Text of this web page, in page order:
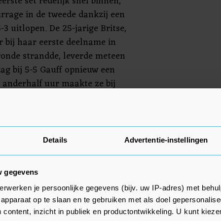
Details Advertentie-instellingen
gegevens
je persoonlijke gegevens (bijv. uw IP-adres) met
op te slaan en te gebruiken met als doel
content, inzicht in publiek en productontwikkeling. U kunt
in de tweede dankzij een
uitlopen. De 25-jarige Britse,
bij haar eerste deelname in
strandde, leverde meteen
bij 5-5 Gauff opnieuw een
uur maakte ze bij
een einde aan de wedstrijd.
de halve finales op de
het in de derde ronde op
Fernandez, de nummer 30 van